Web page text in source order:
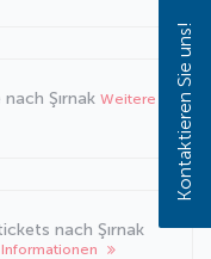
Şırnak Weitere
nach Şırnak
Kontaktieren Sie uns!